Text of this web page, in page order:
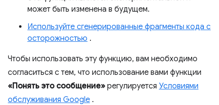
может быть изменена в будущем.
Используйте сгенерированные фрагменты кода с
осторожностью .
Чтобы использовать эту функцию, вам необходимо
согласиться с тем, что использование вами функции
«Понять это сообщение» регулируется Условиями
обслуживания Google .